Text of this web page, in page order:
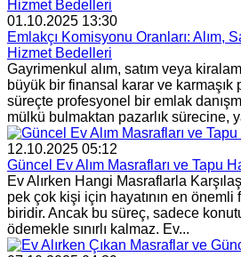
01.10.2025 13:30
Emlakçı Komisyonu Oranları: Alım,
Hizmet Bedelleri
Gayrimenkul alım, satım veya
büyük bir finansal karar ve karmaşık
süreçte profesyonel bir emlak
mülkü bulmaktan pazarlık sürecine,
12.10.2025 05:12
Güncel Ev Alım Masrafları ve Tapu
Ev Alırken Hangi Masraflarla
pek çok kişi için hayatının en önemli
biridir. Ancak bu süreç, sadece
ödemekle sınırlı kalmaz. Ev...